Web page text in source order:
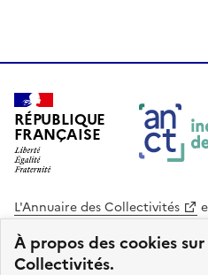
À propos des cookies
Collectivités.
RÉPUBLIQUE
FRANÇAISE
L'Annuaire des Collectivités
des Territoires
Cohésion des Territoires
. Le
est disponible en licence libre.